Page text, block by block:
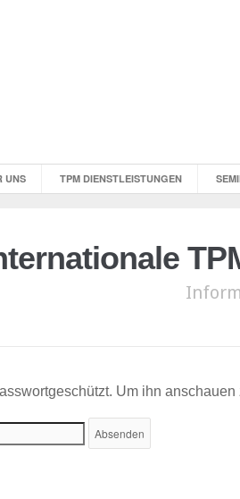
UNS TPM DIENSTLEISTUNGEN
Um ihn